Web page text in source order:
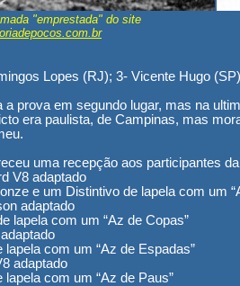
"emprestada" do site
Lopes (RJ); 3- Vicente Hugo (SP)
a prova em segundo lugar, mas na
era paulista, de Campinas, mas
uma recepção aos participantes
V8 adaptado
e um Distintivo de lapela com um
adaptado
lapela com um “Az de Copas”
com um “Az de Espadas”
adaptado
com um “Az de Paus”